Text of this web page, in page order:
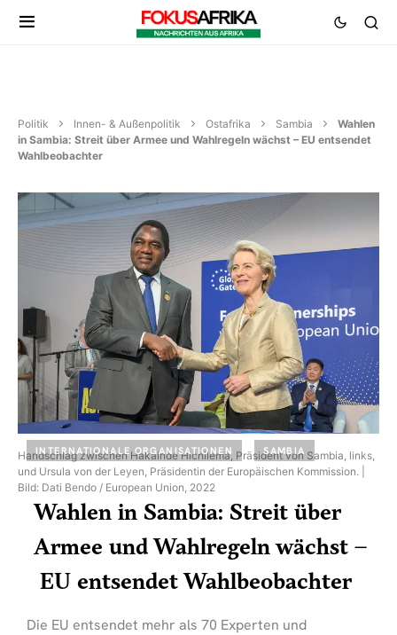
Politik Innen- & Außenpolitik Ostafrika Sambia
Wahlen
in Sambia: Streit über Armee und Wahlregeln wächst – EU entsendet
Wahlbeobachter
Handschlag zwischen Hakainde Hichilema, Präsident von Sambia, links,
und Ursula von der Leyen, Präsidentin der Europäischen Kommission. |
Bild: Dati Bendo / European Union, 2022
INTERNATIONALE ORGANISATIONEN SAMBIA
Wahlen in Sambia: Streit über
Armee und Wahlregeln wächst –
EU entsendet Wahlbeobachter
Die EU entsendet mehr als 70 Experten und